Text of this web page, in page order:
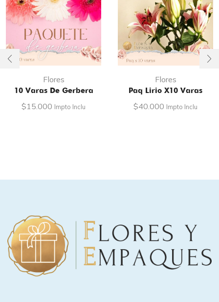
Flores
10 Varas De Gerbera
$15.000 Impto Inclu
Flores
Paq Lirio X10 Varas
$40.000 Impto Inclu